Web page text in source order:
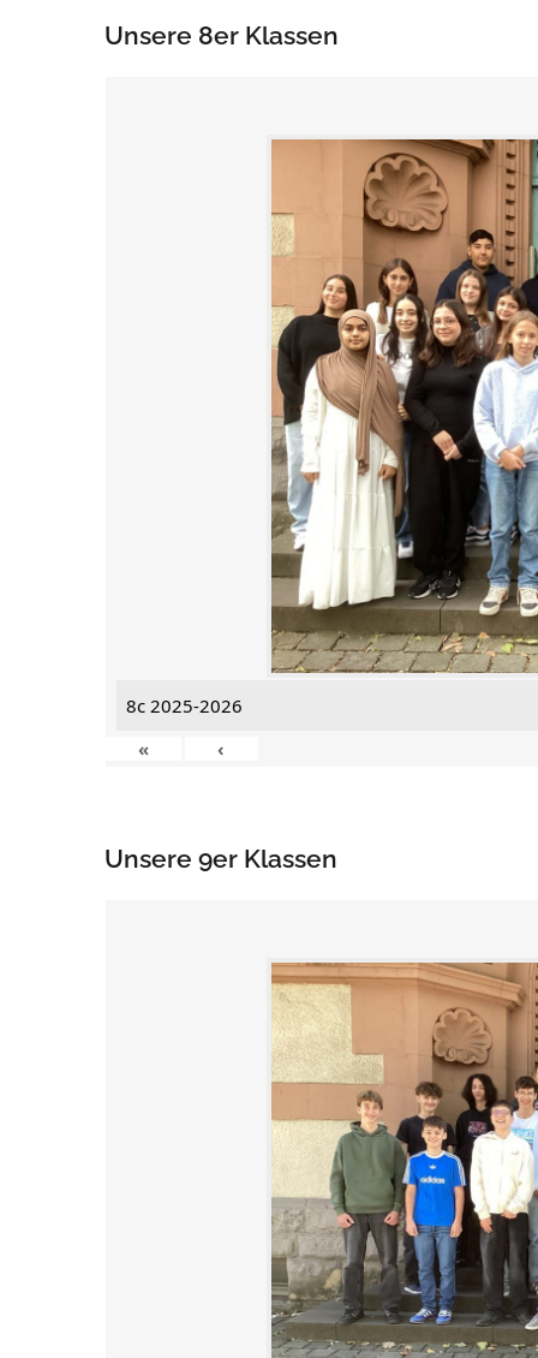
Unsere 8er Klassen
8c 2025-2026
«
‹
Unsere 9er Klassen